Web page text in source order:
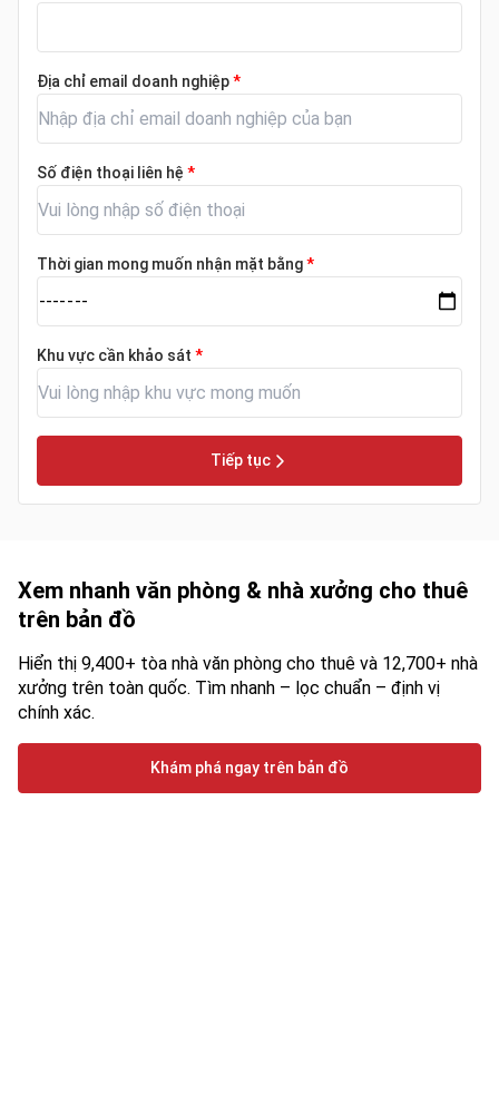
Địa chỉ email doanh nghiệp*
Số điện thoại liên hệ *
Thời gian mong muốn nhận mặt bằng*
Khu vực cần khảo sát *
Tiếp tục
Xem nhanh văn phòng & nhà xưởng cho thuê
trên bản đồ
Hiển thị 9,400+ tòa nhà văn phòng cho thuê và 12,700+ nhà
xưởng trên toàn quốc. Tìm nhanh – lọc chuẩn – định vị
chính xác.
Khám phá ngay trên bản đồ